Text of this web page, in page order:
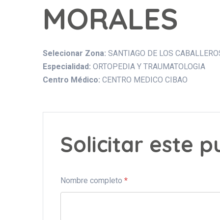
MORALES
Selecionar Zona: SANTIAGO DE LOS
Especialidad: ORTOPEDIA Y TRAUMATOLOGIA
Centro Médico: CENTRO MEDICO CIBAO
Solicitar este
Nombre completo *